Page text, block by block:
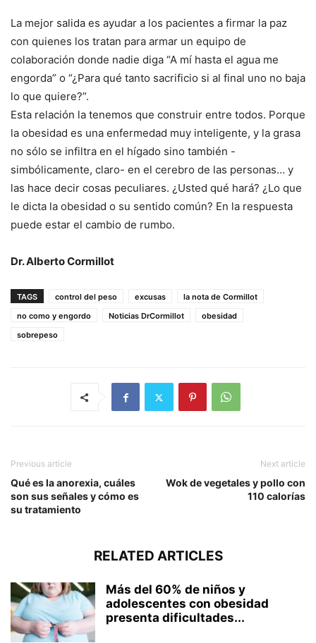
La mejor salida es ayudar a los pacientes a firmar la paz
con quienes los tratan para armar un equipo de
colaboración donde nadie diga “A mí hasta el agua me
engorda” o “¿Para qué tanto sacrificio si al final uno no baja
lo que quiere?”.
Esta relación la tenemos que construir entre todos. Porque
la obesidad es una enfermedad muy inteligente, y la grasa
no sólo se infiltra en el hígado sino también -
simbólicamente, claro- en el cerebro de las personas… y
las hace decir cosas peculiares. ¿Usted qué hará? ¿Lo que
le dicta la obesidad o su sentido común? En la respuesta
puede estar el cambio de rumbo.
Dr. Alberto Cormillot
TAGS control del peso excusas
la nota de Cormillot
no como y engordo
Noticias DrCormillot
obesidad
sobrepeso
Previous article
Qué es la anorexia, cuáles
son sus señales y cómo es
su tratamiento
Next article
Wok de vegetales y pollo con
110 calorías
RELATED ARTICLES
Más del 60% de niños y
adolescentes con obesidad
presenta dificultades...